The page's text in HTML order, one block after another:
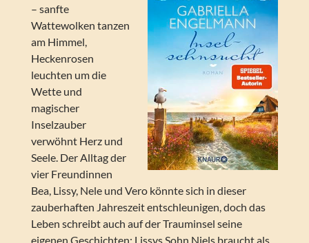
– sanfte
Wattewolken tanzen
am Himmel,
Heckenrosen
leuchten um die
Wette und
magischer
Inselzauber
verwöhnt Herz und
Seele. Der Alltag der
vier Freundinnen
Bea, Lissy, Nele und Vero könnte sich in dieser
zauberhaften Jahreszeit entschleunigen, doch das
Leben schreibt auch auf der Trauminsel seine
eigenen Geschichten: Lissys Sohn Niels braucht als